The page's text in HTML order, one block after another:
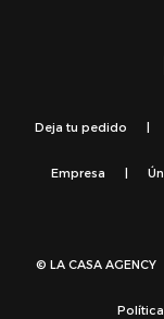
Deja tu pedido |
Empresa |
© LA CASA AGENCY